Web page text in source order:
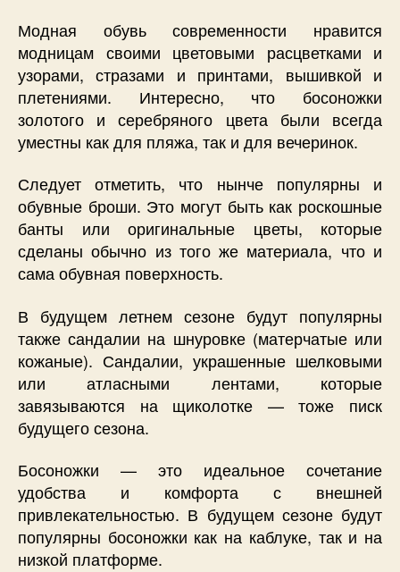
Модная обувь современности нравится
модницам своими цветовыми расцветками и
узорами, стразами и принтами, вышивкой и
плетениями. Интересно, что босоножки
золотого и серебряного цвета были всегда
уместны как для пляжа, так и для вечеринок.
Следует отметить, что нынче популярны и
обувные броши. Это могут быть как роскошные
банты или оригинальные цветы, которые
сделаны обычно из того же материала, что и
сама обувная поверхность.
В будущем летнем сезоне будут популярны
также сандалии на шнуровке (матерчатые или
кожаные). Сандалии, украшенные шелковыми
или атласными лентами, которые
завязываются на щиколотке — тоже писк
будущего сезона.
Босоножки — это идеальное сочетание
удобства и комфорта с внешней
привлекательностью. В будущем сезоне будут
популярны босоножки как на каблуке, так и на
низкой платформе.